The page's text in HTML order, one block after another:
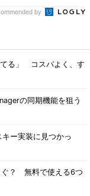
by
てる」 コスパよく、す
の同期機能を狙う
ー実装に見つかっ
ぐ？ 無料で使える6つ